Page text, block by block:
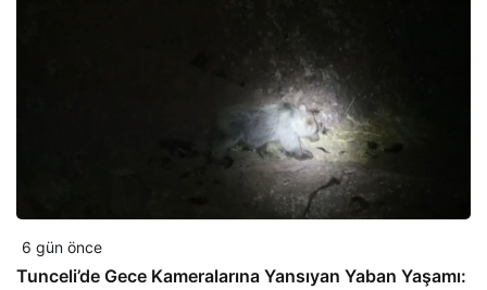
6 gün önce
Tunceli’de Gece Kameralarına Yansıyan Yaban Yaşamı: